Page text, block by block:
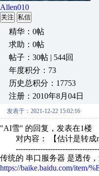
Allen010
关注 私信
精华：0帖
求助：0帖
帖子：30帖 | 544回
年度积分：73
历史总积分：17753
注册：2010年8月04日
发表于：2021-12-22 15:02:16
"AI雪" 的回复，发表在1楼
对内容： 【估计是转成
传统的 串口服务器 是透传，
https://baike.baidu.com/item/